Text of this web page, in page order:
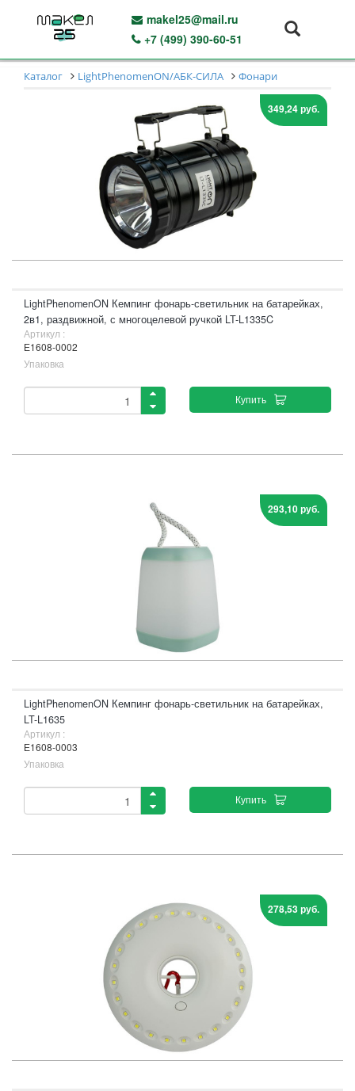
makel25@mail.ru
+7 (499) 390-60-51
Каталог LightPhenomenON/АБК-СИЛА Фонари
349,24 руб.
LightPhenomenON Кемпинг фонарь-светильник на батарейках,
2в1, раздвижной, с многоцелевой ручкой LT-L1335C
Артикул :
Е1608-0002
Упаковка
Купить
293,10 руб.
LightPhenomenON Кемпинг фонарь-светильник на батарейках,
LT-L1635
Артикул :
Е1608-0003
Упаковка
Купить
278,53 руб.